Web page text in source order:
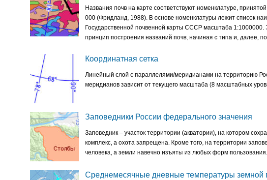
Названия почв на карте соответствуют номенклатуре,
000 (Фридланд, 1988). В основе номенклатуры лежит список
Государственной почвенной карты СССР масштаба
принцип построения названий почв, начиная с типа и, далее,
Координатная сетка
Линейный слой с параллелями/меридианами на территорию
меридианов зависит от текущего масштаба (8 масштабных
Заповедники России федерального значения
Заповедник – участок территории (акватории), на котором
комплекс, а охота запрещена. Кроме того, на территории
человека, а земли навечно изъяты из любых форм пользования.
Среднемесячные дневные температуры земной